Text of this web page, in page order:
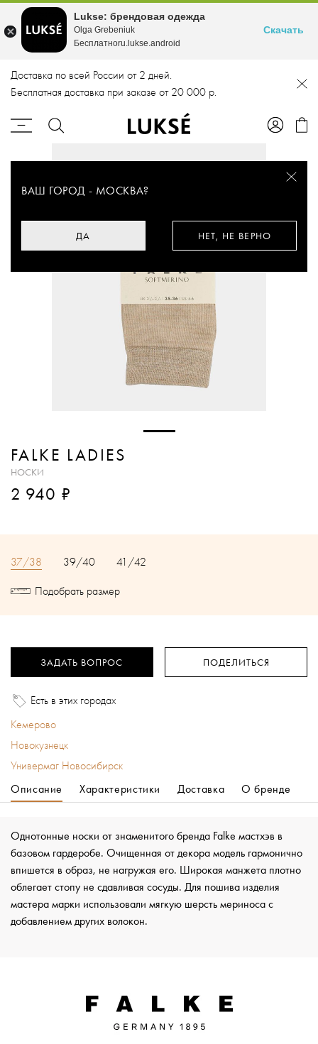
Доставка по всей России от 2 дней.
Бесплатная доставка при заказе от 20 000 р.
ВАШ ГОРОД - МОСКВА?
ДА НЕТ, НЕ ВЕРНО
FALKE LADIES
НОСКИ
2 940 ₽
37/38 39/40
41/42
Подобрать размер
ЗАДАТЬ ВОПРОС ПОДЕЛИТЬСЯ
Есть в этих городах
Кемерово
Новокузнецк
Универмаг Новосибирск
Описание
Характеристики Доставка О бренде
Однотонные носки от знаменитого бренда Falke мастхэв в
базовом гардеробе. Очищенная от декора модель гармонично
впишется в образ, не нагружая его. Широкая манжета плотно
облегает стопу не сдавливая сосуды. Для пошива изделия
мастера марки использовали мягкую шерсть мериноса с
добавлением других волокон.
Lukse: брендовая одежда
Olga Grebeniuk
Бесплатноru.lukse.android
Скачать